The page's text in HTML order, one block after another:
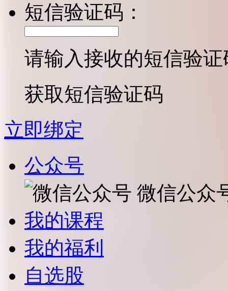
短信验证码：
请输入接收的短信验证
获取短信验证码
立即绑定
公众号
微信公众
我的课程
我的福利
自选股